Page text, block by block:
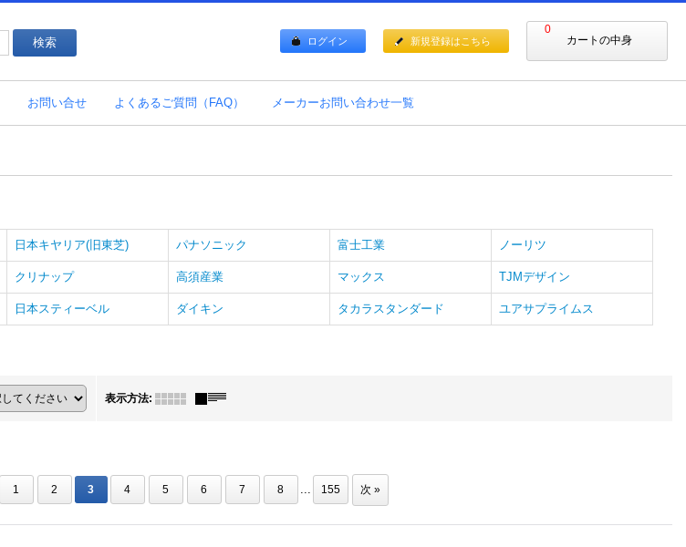
0
カートの中身
ログイン 新規登録はこちら
お問い合せ よくあるご質問（FAQ） メーカーお問い合わせ一覧
日本キヤリア(旧東芝) パナソニック 富士工業 ノーリツ
クリナップ 高須産業 マックス TJMデザイン
日本スティーベル ダイキン タカラスタンダード ユアサプライムス
表示方法:
1 2 3 4 5 6 7 8 ... 155 次 »